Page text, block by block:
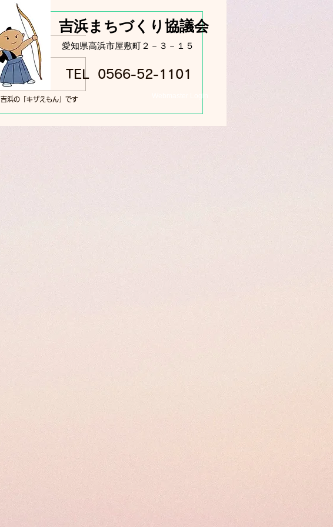
吉浜まちづくり協議会
​愛知県高浜市屋敷町２－３－１５
Webmaster Login
TEL 0566-52-1101
​吉浜の「キザえもん」です流作グランドで本格花火